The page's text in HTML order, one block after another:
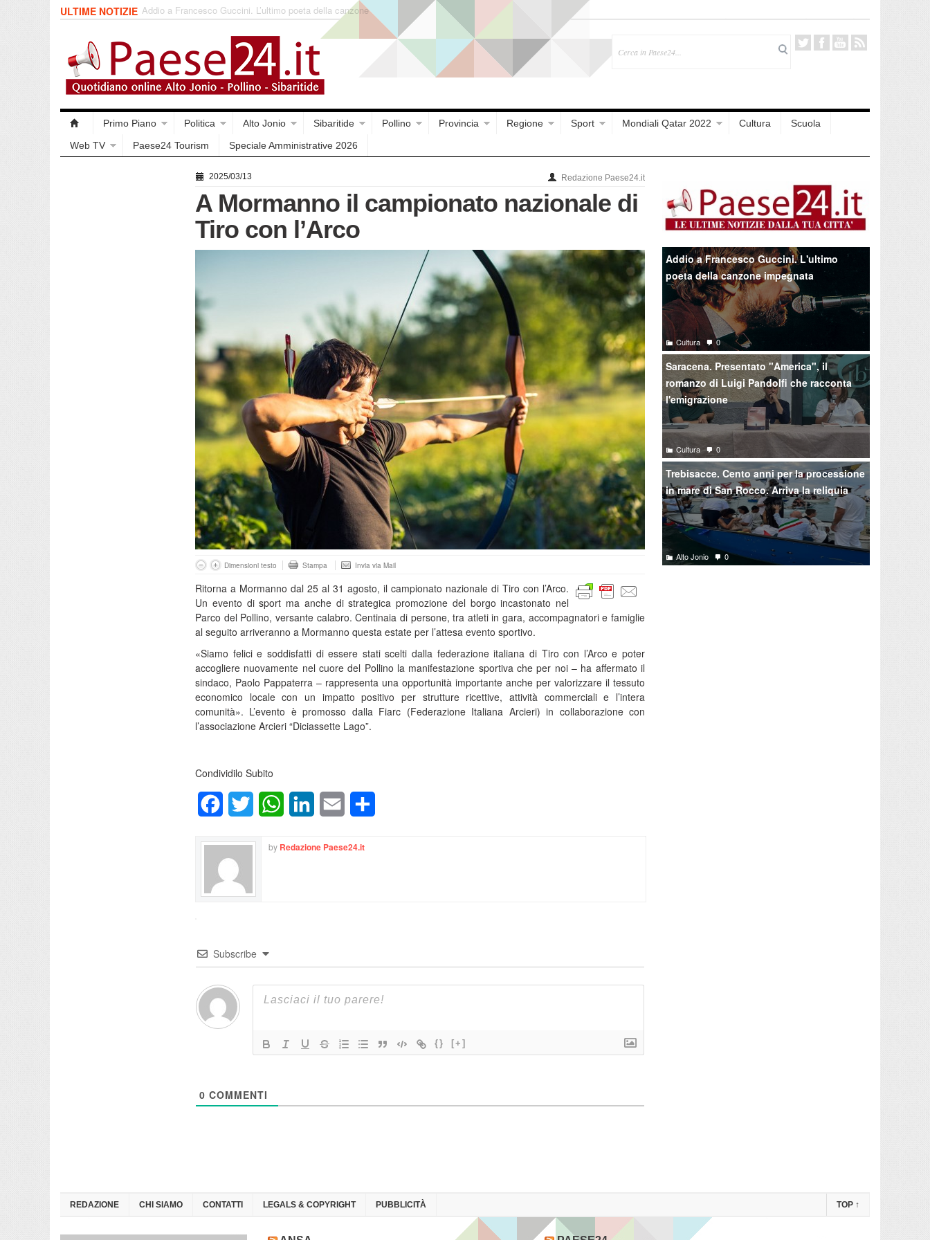
ULTIME NOTIZIE Saracena. Presentato “America”, il romanzo di Luigi Pandolfi che
racconta l’emigrazione
Primo Piano Politica Alto Jonio Sibaritide Pollino Provincia Regione Sport Mondiali Qatar 2022 Cultura
Scuola
Web TV
Paese24 Tourism Speciale Amministrative 2026
2025/03/13 Redazione Paese24.it
A Mormanno il campionato nazionale di
Tiro con l’Arco
Dimensioni testo Stampa Invia via Mail
Ritorna a Mormanno dal 25 al 31 agosto, il campionato nazionale di Tiro con l’Arco.
Un evento di sport ma anche di strategica promozione del borgo incastonato nel
Parco del Pollino, versante calabro. Centinaia di persone, tra atleti in gara, accompagnatori e famiglie
al seguito arriveranno a Mormanno questa estate per l’attesa evento sportivo.
«Siamo felici e soddisfatti di essere stati scelti dalla federazione italiana di Tiro con l’Arco e poter
accogliere nuovamente nel cuore del Pollino la manifestazione sportiva che per noi – ha affermato il
sindaco, Paolo Pappaterra – rappresenta una opportunità importante anche per valorizzare il tessuto
economico locale con un impatto positivo per strutture ricettive, attività commerciali e l’intera
comunità». L’evento è promosso dalla Fiarc (Federazione Italiana Arcieri) in collaborazione con
l’associazione Arcieri “Diciassette Lago”.
Condividilo Subito
FacebookTwitter WhatsAppLinkedInEmail
by Redazione Paese24.it
Subscribe
{} [+]
0 COMMENTI
Addio a Francesco Guccini. L'ultimo
poeta della canzone impegnata
Cultura 0
Saracena. Presentato "America", il
romanzo di Luigi Pandolfi che racconta
l'emigrazione
Cultura 0
Trebisacce. Cento anni per la processione
in mare di San Rocco. Arriva la reliquia
Alto Jonio 0
REDAZIONE CHI SIAMO CONTATTI LEGALS & COPYRIGHT PUBBLICITÀ TOP ↑